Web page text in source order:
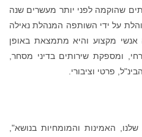
שהוקמה לפני יותר מעשרים שנה
על ידי השותפה המנהלת נאילה
אנשי מקצוע והיא מתמצאת באופן
ומספקת שירותים בדיני מסחר,
פרטי וציבורי.
האמינות והמומחיות בנושא",